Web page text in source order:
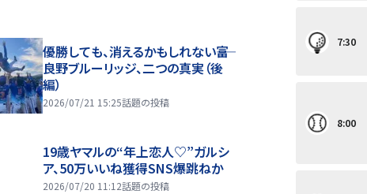
優勝しても、消えるかもしれない――富
良野ブルーリッジ、二つの真実（後
編）
2026/07/21 15:25話題の投稿
19歳ヤマルの“年上恋人♡”ガルシ
ア、50万いいね獲得SNS爆跳ねか
2026/07/20 11:12話題の投稿
7:30
8:00